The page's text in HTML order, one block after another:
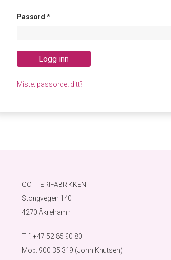
Passord *Påkrevd
Logg inn
Mistet passordet ditt?
GOTTERIFABRIKKEN
Stongvegen 140
4270 Åkrehamn
Tlf: +47 52 85 90 80
Mob: 900 35 319 (John Knutsen)